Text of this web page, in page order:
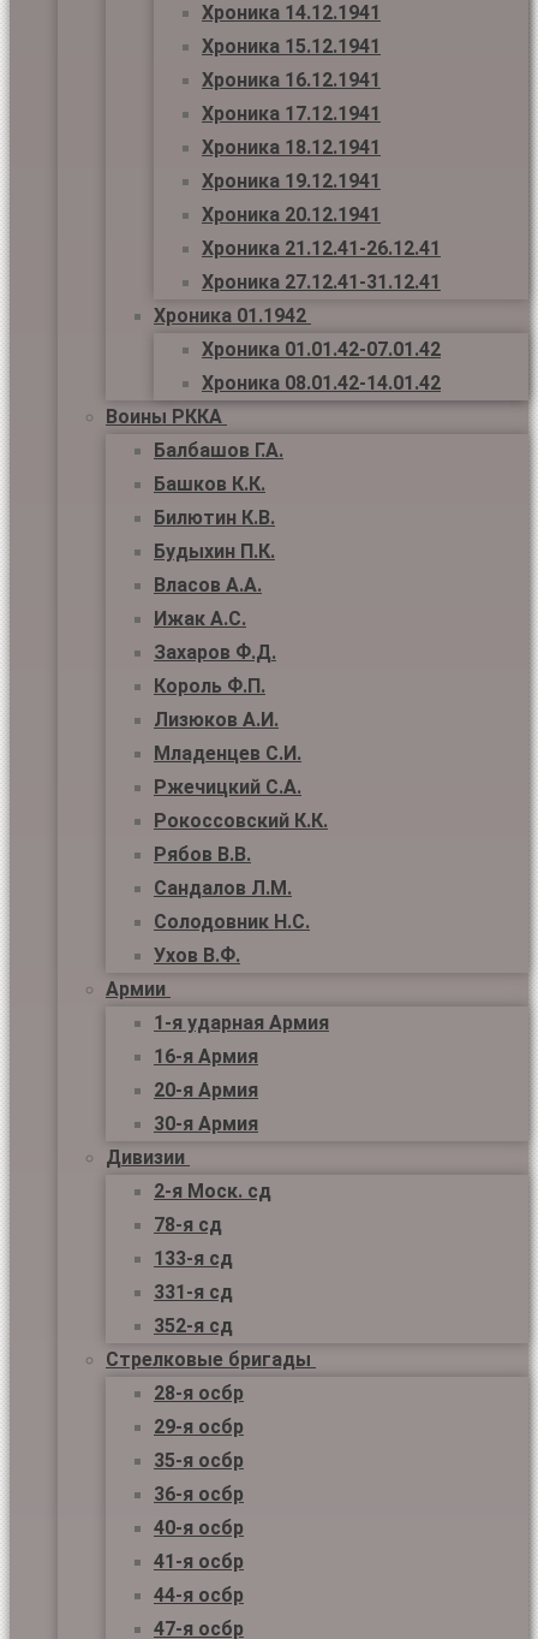
Хроника 14.12.1941
Хроника 15.12.1941
Хроника 16.12.1941
Хроника 17.12.1941
Хроника 18.12.1941
Хроника 19.12.1941
Хроника 20.12.1941
Хроника 21.12.41-26.12.41
Хроника 27.12.41-31.12.41
Хроника 01.1942
Хроника 01.01.42-07.01.42
Хроника 08.01.42-14.01.42
Воины РККА
Балбашов Г.А.
Башков К.К.
Билютин К.В.
Будыхин П.К.
Власов А.А.
Ижак А.С.
Захаров Ф.Д.
Король Ф.П.
Лизюков А.И.
Младенцев С.И.
Ржечицкий С.А.
Рокоссовский К.К.
Рябов В.В.
Сандалов Л.М.
Солодовник Н.С.
Ухов В.Ф.
Армии
1-я ударная Армия
16-я Армия
20-я Армия
30-я Армия
Дивизии
2-я Моск. сд
78-я сд
133-я сд
331-я сд
352-я сд
Стрелковые бригады
28-я осбр
29-я осбр
35-я осбр
36-я осбр
40-я осбр
41-я осбр
44-я осбр
47-я осбр